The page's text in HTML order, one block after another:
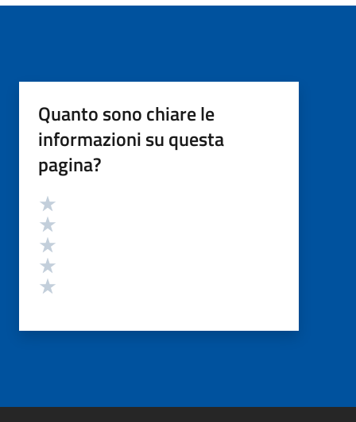
Quanto sono chiare le
informazioni su questa
pagina?
Valutazione